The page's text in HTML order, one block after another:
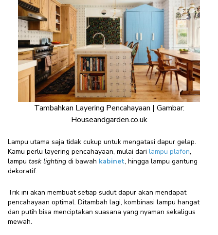
Tambahkan Layering Pencahayaan | Gambar:
Houseandgarden.co.uk
Lampu utama saja tidak cukup untuk mengatasi dapur gelap.
Kamu perlu layering pencahayaan, mulai dari lampu plafon,
lampu task lighting di bawah kabinet, hingga lampu gantung
dekoratif.
Trik ini akan membuat setiap sudut dapur akan mendapat
pencahayaan optimal. Ditambah lagi, kombinasi lampu hangat
dan putih bisa menciptakan suasana yang nyaman sekaligus
mewah.